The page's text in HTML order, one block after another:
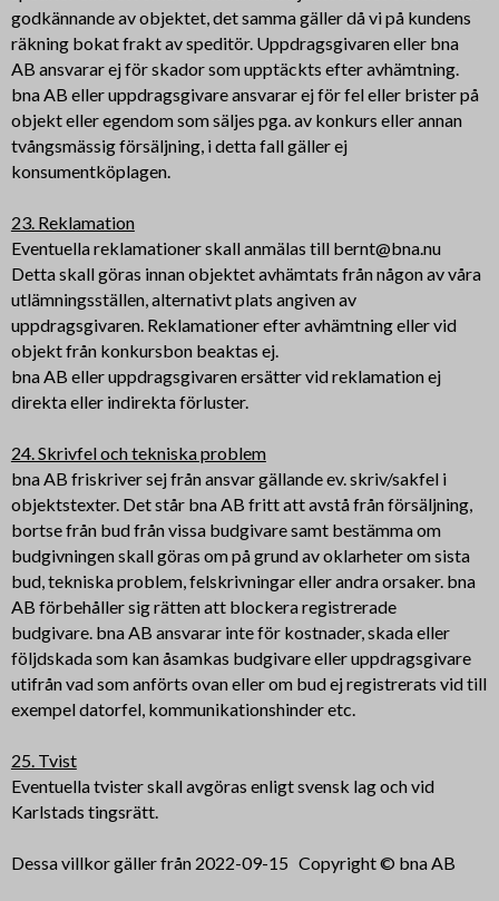
godkännande av objektet, det samma gäller då vi på kundens
räkning bokat frakt av speditör. Uppdragsgivaren eller bna
AB ansvarar ej för skador som upptäckts efter avhämtning.
bna AB eller uppdragsgivare ansvarar ej för fel eller brister på
objekt eller egendom som säljes pga. av konkurs eller annan
tvångsmässig försäljning, i detta fall gäller ej
konsumentköplagen.
23. Reklamation
Eventuella reklamationer skall anmälas till bernt@bna.nu
Detta skall göras innan objektet avhämtats från någon av våra
utlämningsställen, alternativt plats angiven av
uppdragsgivaren. Reklamationer efter avhämtning eller vid
objekt från konkursbon beaktas ej.
bna AB eller uppdragsgivaren ersätter vid reklamation ej
direkta eller indirekta förluster.
24. Skrivfel och tekniska problem
bna AB friskriver sej från ansvar gällande ev. skriv/sakfel i
objektstexter. Det står bna AB fritt att avstå från försäljning,
bortse från bud från vissa budgivare samt bestämma om
budgivningen skall göras om på grund av oklarheter om sista
bud, tekniska problem, felskrivningar eller andra orsaker. bna
AB förbehåller sig rätten att blockera registrerade
budgivare. bna AB ansvarar inte för kostnader, skada eller
följdskada som kan åsamkas budgivare eller uppdragsgivare
utifrån vad som anförts ovan eller om bud ej registrerats vid till
exempel datorfel, kommunikationshinder etc.
25. Tvist
Eventuella tvister skall avgöras enligt svensk lag och vid
Karlstads tingsrätt.
Dessa villkor gäller från 2022-09-15 Copyright © bna AB